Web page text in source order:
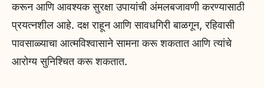
करून आणि आवश्यक सुरक्षा उपायांची अंमलबजावणी करण्यासाठी
प्रयत्नशील आहे. दक्ष राहून आणि सावधगिरी बाळगून, रहिवासी
पावसाळ्याचा आत्मविश्वासाने सामना करू शकतात आणि त्यांचे
आरोग्य सुनिश्चित करू शकतात.